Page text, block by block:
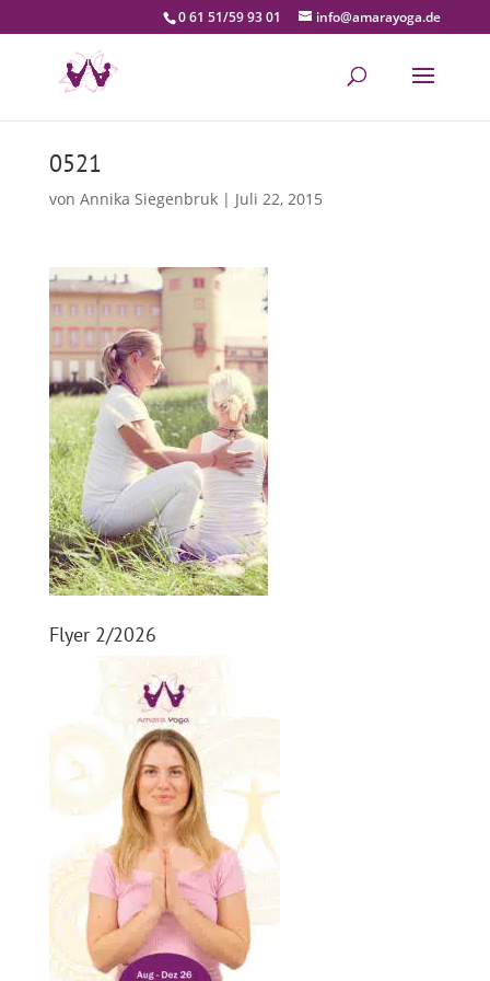
0 61 51/59 93 01 info@amarayoga.de
0521
von Annika Siegenbruk| Juli 22, 2015
Flyer 2/2026